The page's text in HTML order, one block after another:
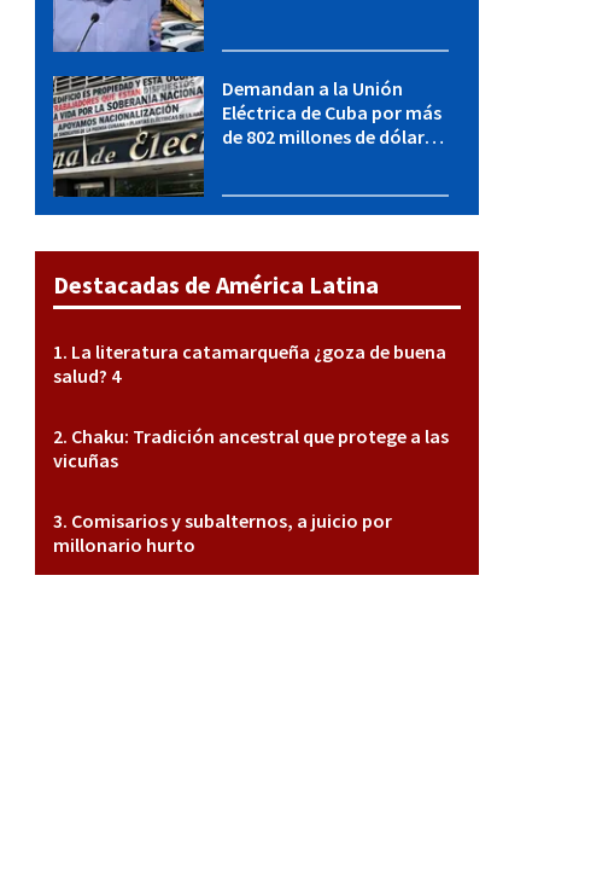
Demandan a la Unión
Eléctrica de Cuba por más
de 802 millones de dólares
Destacadas de América Latina
La literatura catamarqueña ¿goza de buena
salud? 4
Chaku: Tradición ancestral que protege a las
vicuñas
Comisarios y subalternos, a juicio por
millonario hurto